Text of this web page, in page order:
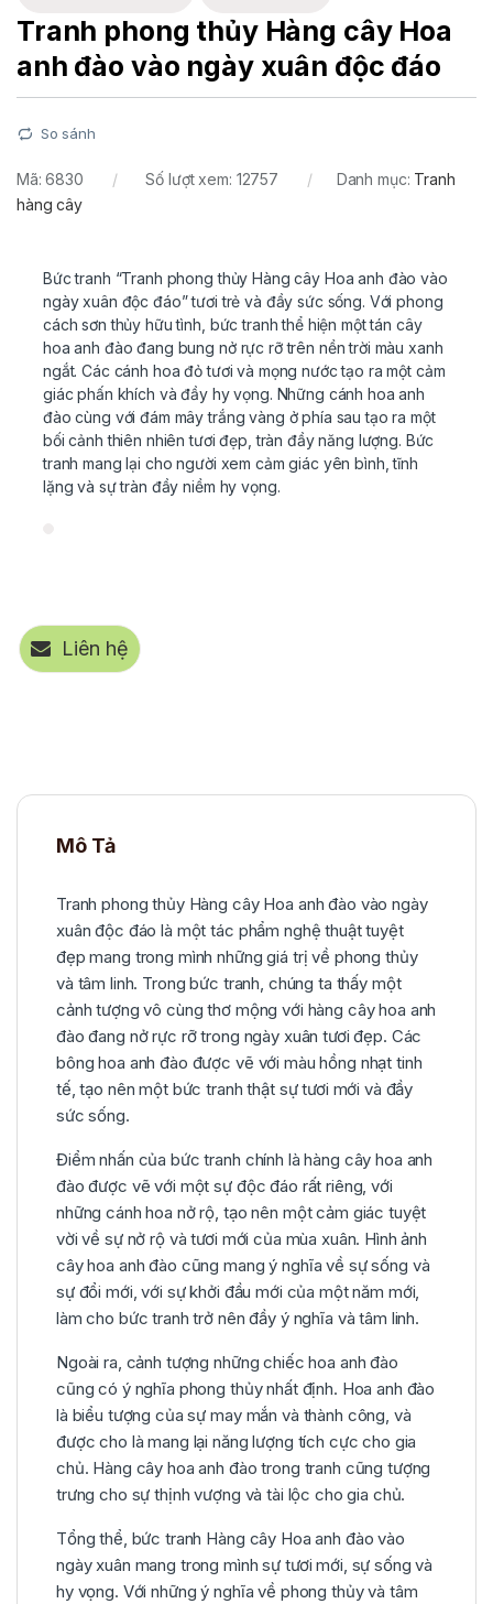
Tranh phong thủy Hàng cây Hoa
anh đào vào ngày xuân độc đáo
So sánh
Mã:6830 Số lượt xem: 12757 Danh mục: Tranh
hàng cây
Bức tranh “Tranh phong thủy Hàng cây Hoa anh đào vào
ngày xuân độc đáo” tươi trẻ và đầy sức sống. Với phong
cách sơn thủy hữu tình, bức tranh thể hiện một tán cây
hoa anh đào đang bung nở rực rỡ trên nền trời màu xanh
ngắt. Các cánh hoa đỏ tươi và mọng nước tạo ra một cảm
giác phấn khích và đầy hy vọng. Những cánh hoa anh
đào cùng với đám mây trắng vàng ở phía sau tạo ra một
bối cảnh thiên nhiên tươi đẹp, tràn đầy năng lượng. Bức
tranh mang lại cho người xem cảm giác yên bình, tĩnh
lặng và sự tràn đầy niềm hy vọng.
Liên hệ
Mô Tả
Tranh phong thủy Hàng cây Hoa anh đào vào ngày
xuân độc đáo là một tác phẩm nghệ thuật tuyệt
đẹp mang trong mình những giá trị về phong thủy
và tâm linh. Trong bức tranh, chúng ta thấy một
cảnh tượng vô cùng thơ mộng với hàng cây hoa anh
đào đang nở rực rỡ trong ngày xuân tươi đẹp. Các
bông hoa anh đào được vẽ với màu hồng nhạt tinh
tế, tạo nên một bức tranh thật sự tươi mới và đầy
sức sống.
Điểm nhấn của bức tranh chính là hàng cây hoa anh
đào được vẽ với một sự độc đáo rất riêng, với
những cánh hoa nở rộ, tạo nên một cảm giác tuyệt
vời về sự nở rộ và tươi mới của mùa xuân. Hình ảnh
cây hoa anh đào cũng mang ý nghĩa về sự sống và
sự đổi mới, với sự khởi đầu mới của một năm mới,
làm cho bức tranh trở nên đầy ý nghĩa và tâm linh.
Ngoài ra, cảnh tượng những chiếc hoa anh đào
cũng có ý nghĩa phong thủy nhất định. Hoa anh đào
là biểu tượng của sự may mắn và thành công, và
được cho là mang lại năng lượng tích cực cho gia
chủ. Hàng cây hoa anh đào trong tranh cũng tượng
trưng cho sự thịnh vượng và tài lộc cho gia chủ.
Tổng thể, bức tranh Hàng cây Hoa anh đào vào
ngày xuân mang trong mình sự tươi mới, sự sống và
hy vọng. Với những ý nghĩa về phong thủy và tâm